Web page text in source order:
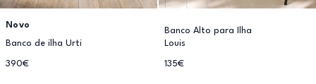
Novo
Banco de ilha Urti
390€
Banco Alto para Ilha
Louis
135€